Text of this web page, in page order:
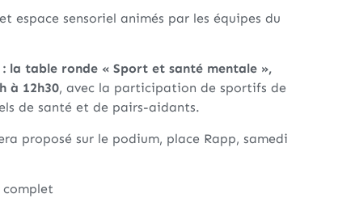
espace sensoriel animés par les équipes du
la table ronde « Sport et santé mentale »,
à 12h30, avec la participation de sportifs de
de santé et de pairs-aidants.
proposé sur le podium, place Rapp, samedi
complet